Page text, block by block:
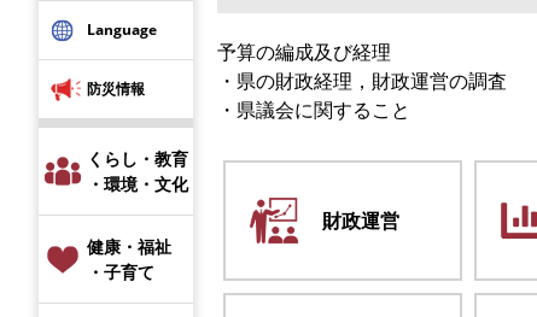
Language
防災情報
くらし・教育
・環境・文化
健康・福祉
・子育て
予算の編成及び経理
・県の財政経理，財政運営の調査
・県議会に関すること
財政運営